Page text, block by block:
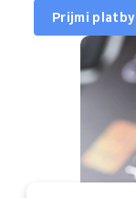
Prijmi platby